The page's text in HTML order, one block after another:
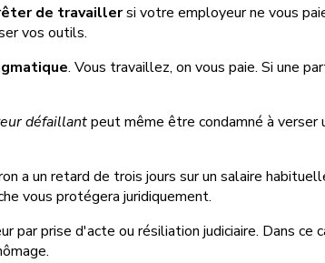
de travaillersi votre employeur ne vous
vos outils.
. Vous travaillez, on vous paie. Si une
défaillantpeut même être condamné à
un retard de trois jours sur un salaire
vous protégera juridiquement.
prise d'acte ou résiliation judiciaire. Dans ce